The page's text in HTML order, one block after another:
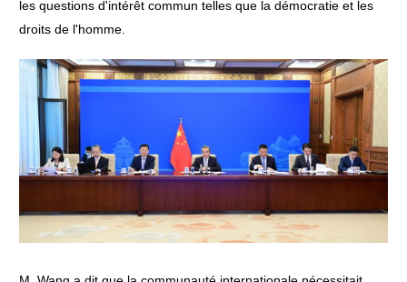
les questions d'intérêt commun telles que la démocratie et les
droits de l'homme.